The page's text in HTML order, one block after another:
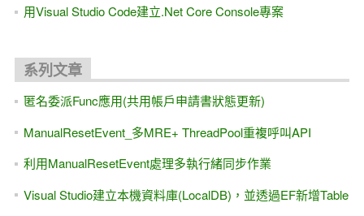
用Visual Studio Code建立.Net Core Console專案
系列文章
匿名委派Func應用(共用帳戶申請書狀態更新)
ManualResetEvent_多MRE+ ThreadPool重複呼叫API
利用ManualResetEvent處理多執行緒同步作業
Visual Studio建立本機資料庫(LocalDB)，並透過EF新增Table